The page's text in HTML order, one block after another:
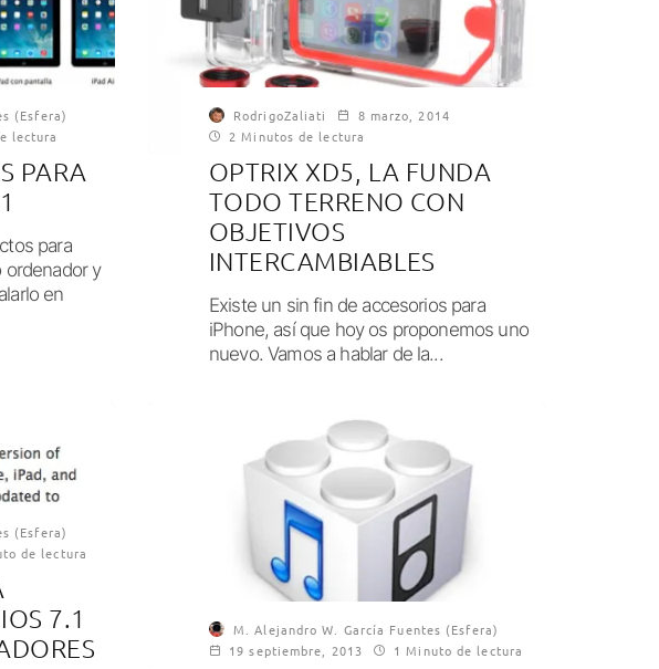
(Esfera)
lectura
PARA
para
ordenador y
en
RodrigoZaliati
8 marzo, 2014
2 Minutos de lectura
OPTRIX XD5, LA FUNDA
TODO TERRENO CON
OBJETIVOS
INTERCAMBIABLES
Existe un sin fin de accesorios para
iPhone, así que hoy os proponemos uno
nuevo. Vamos a hablar de la...
(Esfera)
de lectura
7.1
M. Alejandro W. García Fuentes (Esfera)
19 septiembre, 2013
1 Minuto de lectura